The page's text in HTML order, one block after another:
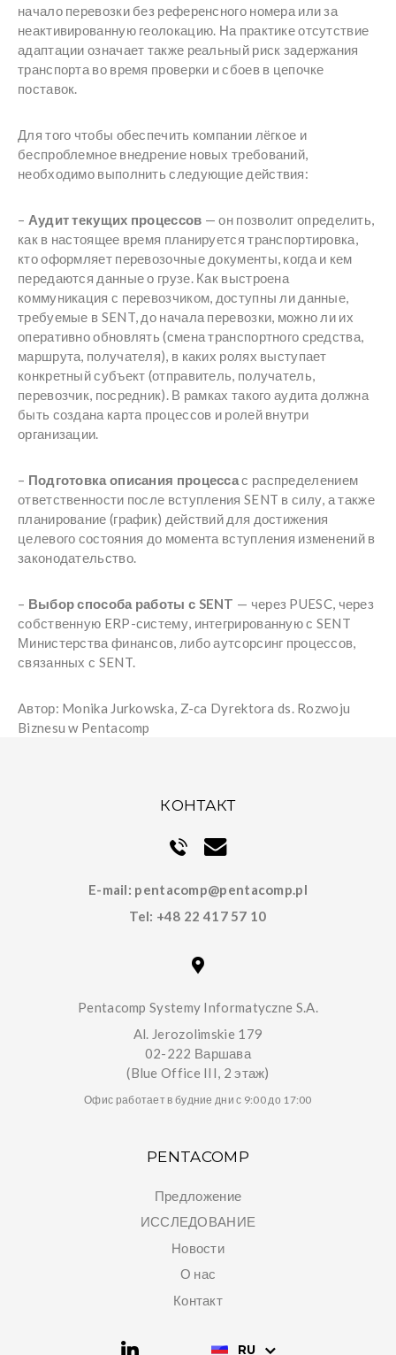
начало перевозки без референсного номера или за
неактивированную геолокацию. На практике отсутствие
адаптации означает также реальный риск задержания
транспорта во время проверки и сбоев в цепочке
поставок.
Для того чтобы обеспечить компании лёгкое и
беспроблемное внедрение новых требований,
необходимо выполнить следующие действия:
– Аудит текущих процессов — он позволит определить,
как в настоящее время планируется транспортировка,
кто оформляет перевозочные документы, когда и кем
передаются данные о грузе. Как выстроена
коммуникация с перевозчиком, доступны ли данные,
требуемые в SENT, до начала перевозки, можно ли их
оперативно обновлять (смена транспортного средства,
маршрута, получателя), в каких ролях выступает
конкретный субъект (отправитель, получатель,
перевозчик, посредник). В рамках такого аудита должна
быть создана карта процессов и ролей внутри
организации.
– Подготовка описания процессас распределением
ответственности после вступления SENT в силу, а также
планирование (график) действий для достижения
целевого состояния до момента вступления изменений в
законодательство.
– Выбор способа работы с SENT — через PUESC, через
собственную ERP-систему, интегрированную с SENT
Министерства финансов, либо аутсорсинг процессов,
связанных с SENT.
Автор: Monika Jurkowska, Z-ca Dyrektora ds. Rozwoju
Biznesu w Pentacomp
КОНТАКТ
E-mail: pentacomp@pentacomp.pl
Tel: +48 22 417 57 10
Pentacomp Systemy Informatyczne S.A.
Al. Jerozolimskie 179
02-222 Варшава
(Blue Office III, 2 этаж)
Офис работает в будние дни с 9:00 до 17:00
PENTACOMP
Предложение
ИССЛЕДОВАНИЕ
Новости
О нас
Контакт
RU